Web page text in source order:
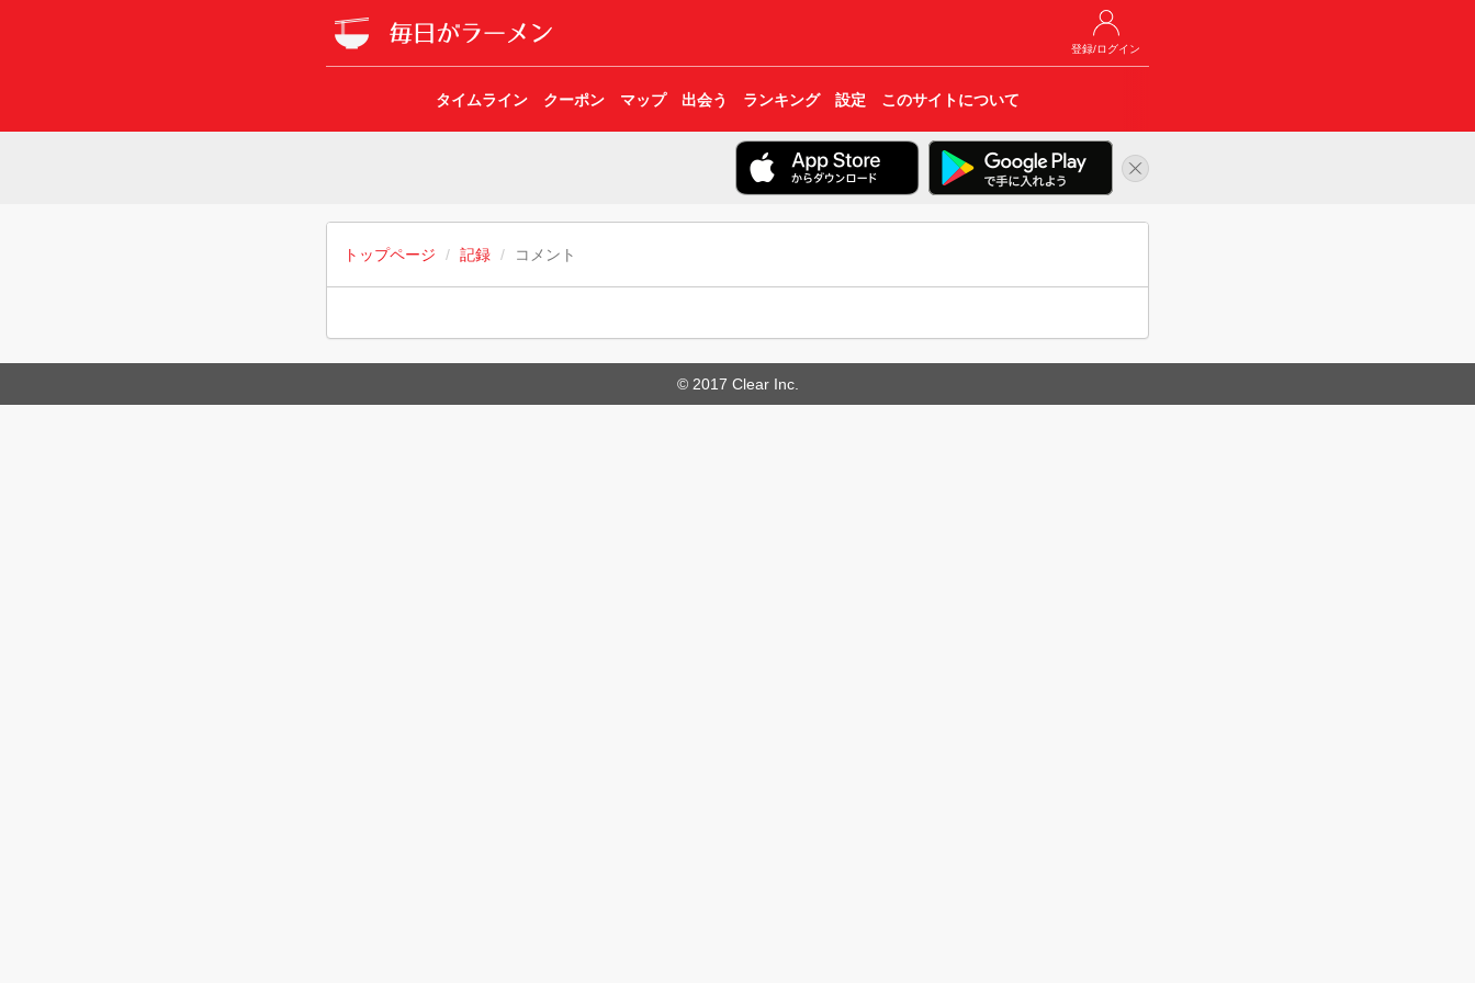
登録/ログイン
タイムライン クーポン マップ 出会う ランキング 設定 このサイトについて
トップページ 記録 コメント
© 2017 Clear Inc.